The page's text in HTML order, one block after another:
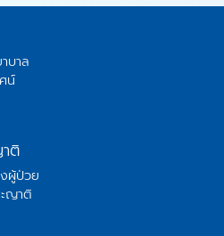
บาล
น์
ติ
ผู้ป่วย
ญาติ